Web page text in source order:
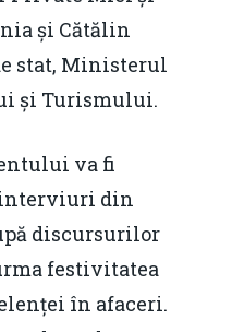
și Cătălin
stat, Ministerul
și Turismului.
va fi
interviuri din
discursurilor
festivitatea
în afaceri.